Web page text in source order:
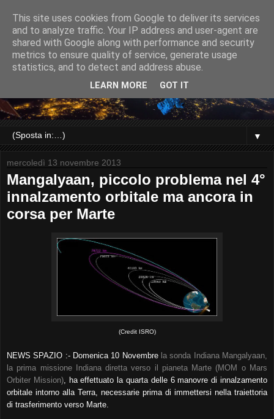
▼
mercoledì 13 novembre 2013
Mangalyaan, piccolo problema nel 4°
innalzamento orbitale ma ancora in
corsa per Marte
(Credit ISRO)
NEWS SPAZIO :- Domenica 10 Novembre la sonda Indiana Mangalyaan,
la prima missione Indiana diretta verso il pianeta Marte (MOM o Mars
Orbiter Mission), ha effettuato la quarta delle 6 manovre di innalzamento
orbitale intorno alla Terra, necessarie prima di immettersi nella traiettoria
di trasferimento verso Marte.
This site uses cookies from Google to deliver its services
and to analyze traffic. Your IP address and user-agent are
shared with Google along with performance and security
metrics to ensure quality of service, generate usage
statistics, and to detect and address abuse.
LEARN MORE GOT IT